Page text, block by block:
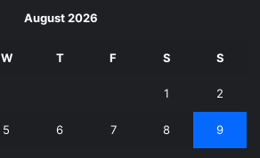
August 2026
W T F S S
1 2
5 6 7 8 9